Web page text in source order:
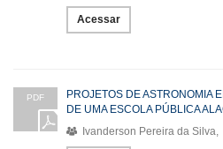
Acessar
PDF
PROJETOS DE ASTRONOMIA
DE UMA ESCOLA PÚBLICA
Ivanderson Pereira da Silva,